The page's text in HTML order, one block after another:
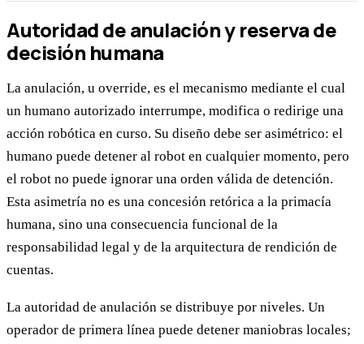
Autoridad de anulación y reserva de
decisión humana
La anulación, u override, es el mecanismo mediante el cual
un humano autorizado interrumpe, modifica o redirige una
acción robótica en curso. Su diseño debe ser asimétrico: el
humano puede detener al robot en cualquier momento, pero
el robot no puede ignorar una orden válida de detención.
Esta asimetría no es una concesión retórica a la primacía
humana, sino una consecuencia funcional de la
responsabilidad legal y de la arquitectura de rendición de
cuentas.
La autoridad de anulación se distribuye por niveles. Un
operador de primera línea puede detener maniobras locales;